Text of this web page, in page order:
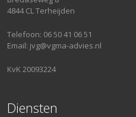
4844 CL Terheijden
Telefoon: 06 50 41 06 51
Email: jvg@vgma-advies.nl
KvK 20093224
Diensten